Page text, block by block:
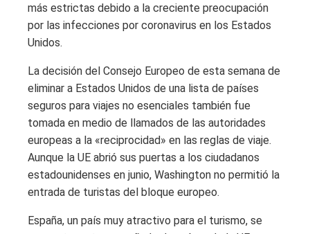
más estrictas debido a la creciente preocupación
por las infecciones por coronavirus en los Estados
Unidos.
La decisión del Consejo Europeo de esta semana de
eliminar a Estados Unidos de una lista de países
seguros para viajes no esenciales también fue
tomada en medio de llamados de las autoridades
europeas a la «reciprocidad» en las reglas de viaje.
Aunque la UE abrió sus puertas a los ciudadanos
estadounidenses en junio, Washington no permitió la
entrada de turistas del bloque europeo.
España, un país muy atractivo para el turismo, se